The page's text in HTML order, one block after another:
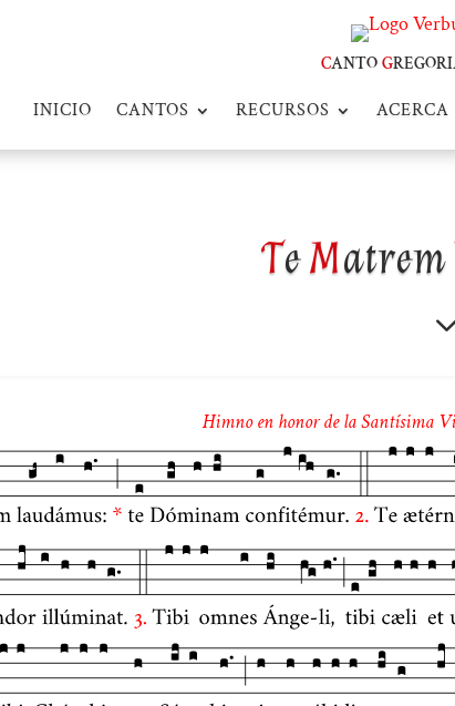
cantog
INICIO CANTOS RECURSOS ACERCA
TeMatrem
Himno en honor de la Santísima